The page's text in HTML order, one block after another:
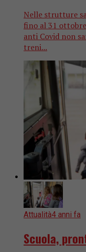
Nelle strutture
fino al 31
anti Covid non
treni...
Attualità4 anni fa
Scuola,